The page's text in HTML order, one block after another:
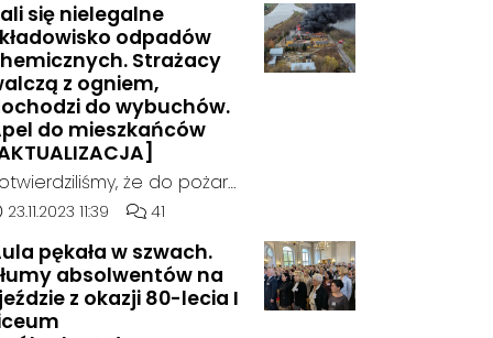
się nielegalne
odpadów
Strażacy
z ogniem,
do wybuchów.
do mieszkańców
że do pożaru
w hali, w której
chemiczne.
dodania artykułu:
23.11.2023 11:39 Liczba komentarzy artykułu:
41
pękała w szwach.
absolwentów na
z okazji 80-lecia I